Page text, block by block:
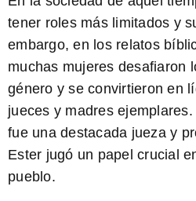
tener roles más limitados y
embargo, en los relatos
muchas mujeres desafiaron
género y se convirtieron en
jueces y madres
fue una destacada jueza y
Ester jugó un papel crucial
pueblo.